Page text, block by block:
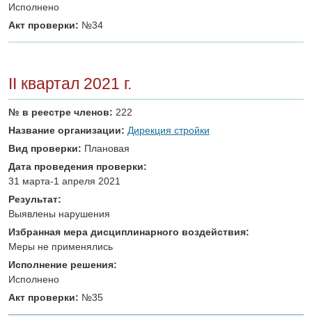
Исполнено
Акт проверки: №34
II квартал 2021 г.
№ в реестре членов: 222
Название организации: Дирекция стройки
Вид проверки: Плановая
Дата проведения проверки:
31 марта-1 апреля 2021
Результат:
Выявлены нарушения
Избранная мера дисциплинарного воздействия:
Меры не применялись
Исполнение решения:
Исполнено
Акт проверки: №35